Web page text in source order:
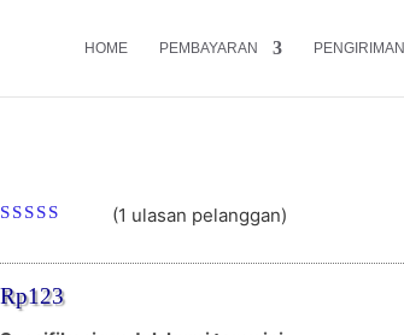
HOME PEMBAYARAN PENGIRIMAN
berdasarka
n
penilaian
(1 ulasan pelanggan)
Rp123